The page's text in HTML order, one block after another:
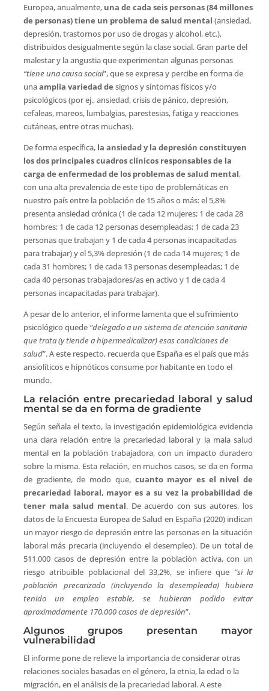
Europea, anualmente, una de cada seis personas (84 millones
de personas) tiene un problema de salud mental (ansiedad,
depresión, trastornos por uso de drogas y alcohol, etc.),
distribuidos desigualmente según la clase social. Gran parte del
malestar y la angustia que experimentan algunas personas
“tiene una causa social”, que se expresa y percibe en forma de
unaamplia variedad de signos y síntomas físicos y/o
psicológicos(por ej., ansiedad, crisis de pánico, depresión,
cefaleas, mareos, lumbalgias, parestesias, fatiga y reacciones
cutáneas, entre otras muchas).
De forma específica,la ansiedad y la depresión constituyen
los dos principales cuadros clínicos responsables de la
carga de enfermedad de los problemas de salud mental,
con una alta prevalencia de este tipo de problemáticas en
nuestro país entre la población de 15 años o más: el 5,8%
presenta ansiedad crónica (1 de cada 12 mujeres; 1 de cada 28
hombres; 1 de cada 12 personas desempleadas; 1 de cada 23
personas que trabajan y 1 de cada 4 personas incapacitadas
para trabajar) y el 5,3% depresión (1 de cada 14 mujeres; 1 de
cada 31 hombres; 1 de cada 13 personas desempleadas; 1 de
cada 40 personas trabajadores/as en activo y 1 de cada 4
personas incapacitadas para trabajar).
A pesar de lo anterior, el informe lamenta que el sufrimiento
psicológico quede “delegado a un sistema de atención sanitaria
que trata (y tiende a hipermedicalizar) esas condiciones de
salud”. A este respecto, recuerda que España es el país que más
ansiolíticos e hipnóticos consume por habitante en todo el
mundo.
La relación entre precariedad laboral y salud
mental se da en forma de gradiente
Según señala el texto, la investigación epidemiológica evidencia
una clara relación entre la precariedad laboral y la mala salud
mental en la población trabajadora, con un impacto duradero
sobre la misma. Esta relación, en muchos casos, se da en forma
de gradiente, de modo que, cuanto mayor es el nivel de
precariedad laboral, mayor es a su vez la probabilidad de
tener mala salud mental. De acuerdo con sus autores, los
datos de la Encuesta Europea de Salud en España (2020) indican
un mayor riesgo de depresión entre las personas en la situación
laboral más precaria (incluyendo el desempleo). De un total de
511.000 casos de depresión entre la población activa, con un
riesgo atribuible poblacional del 33,2%, se infiere que “si la
población precarizada (incluyendo la desempleada) hubiera
tenido un empleo estable, se hubieran podido evitar
aproximadamente 170.000 casos de depresión”.
Algunos grupos presentan mayor
vulnerabilidad
El informe pone de relieve la importancia de considerar otras
relaciones sociales basadas en el género, la etnia, la edad o la
migración, en el análisis de la precariedad laboral. A este